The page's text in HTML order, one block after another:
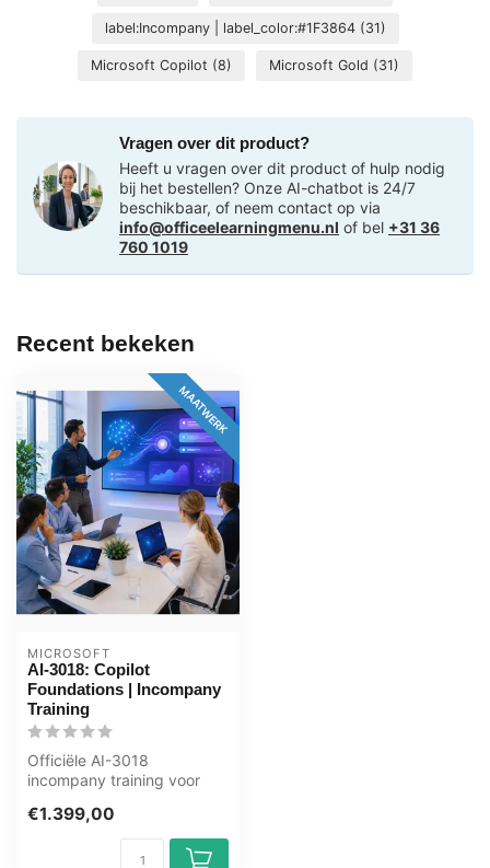
label:Incompany | label_color:#1F3864 (31)
Microsoft Copilot (8) Microsoft Gold (31)
Vragen over dit product?
Heeft u vragen over dit product of hulp nodig
bij het bestellen? Onze AI-chatbot is 24/7
beschikbaar, of neem contact op via
info@officeelearningmenu.nl of bel +31 36
760 1019
Recent bekeken
MAATWERK
MICROSOFT
AI-3018: Copilot
Foundations | Incompany
Training
Officiële AI-3018
incompany training voor
volledig op maa...
€1.399,00